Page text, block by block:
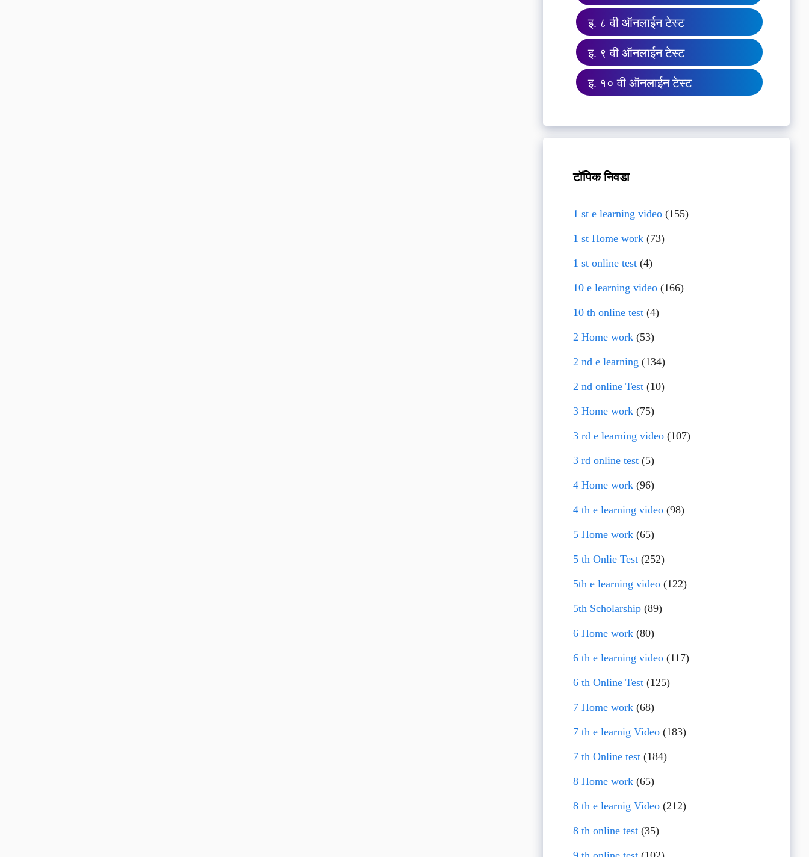
इ. ८ वी ऑनलाईन टेस्ट
इ. ९ वी ऑनलाईन टेस्ट
इ. १० वी ऑनलाईन टेस्ट
टॉपिक निवडा
1 st e learning video(155)
1 st Home work(73)
1 st online test(4)
10 e learning video(166)
10 th online test(4)
2 Home work(53)
2 nd e learning (134)
2 nd online Test(10)
3 Home work(75)
3 rd e learning video(107)
3 rd online test(5)
4 Home work(96)
4 th e learning video(98)
5 Home work(65)
5 th Onlie Test(252)
5th e learning video(122)
5th Scholarship(89)
6 Home work(80)
6 th e learning video(117)
6 th Online Test(125)
7 Home work(68)
7 th e learnig Video(183)
7 th Online test(184)
8 Home work(65)
8 th e learnig Video(212)
8 th online test(35)